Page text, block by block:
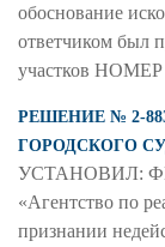
обоснование
ответчиком был
участков НОМЕР
РЕШЕНИЕ № 2-
ГОРОДСКОГО
УСТАНОВИЛ:
«Агентство по
признании